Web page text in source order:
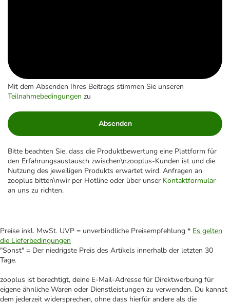
Mit dem Absenden Ihres Beitrags stimmen Sie unseren
Teilnahmebedingungen zu
Absenden
Bitte beachten Sie, dass die Produktbewertung eine Plattform für
den Erfahrungsaustausch zwischen\nzooplus-Kunden ist und die
Nutzung des jeweiligen Produkts erwartet wird. Anfragen an
zooplus bitten\nwir per Hotline oder über unser Kontaktformular
an uns zu richten.
Preise inkl. MwSt. UVP = unverbindliche Preisempfehlung * Es gelten
die Lieferbedingungen
"Sonst" = Der niedrigste Preis des Artikels innerhalb der letzten 30
Tage.
zooplus ist berechtigt, deine E-Mail-Adresse für Direktwerbung für
eigene ähnliche Waren oder Dienstleistungen zu verwenden. Du kannst
dem jederzeit widersprechen, ohne dass hierfür andere als die